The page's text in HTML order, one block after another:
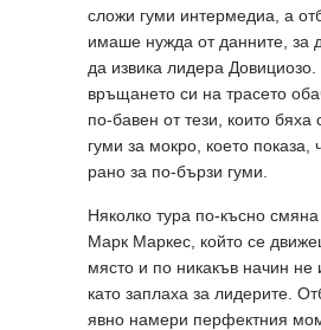
сложи гуми интермедиа, а
имаше нужда от данните, за
да извика лидера
връщането си на трасето
по-бавен от тези, които бяха
гуми за мокро, което показа,
рано за по-бързи гуми.
Няколко тура по-късно
Марк Маркес, който се
място и по никакъв начин не
като заплаха за лидерите.
явно намери перфектния